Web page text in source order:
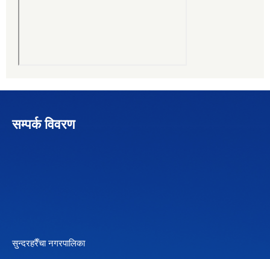
सम्पर्क विवरण
सुन्दरहरैँचा नगरपालिका